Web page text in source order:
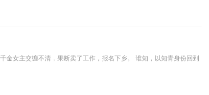
金女主交缠不清，果断卖了工作，报名下乡。 谁知，以知青身份回到